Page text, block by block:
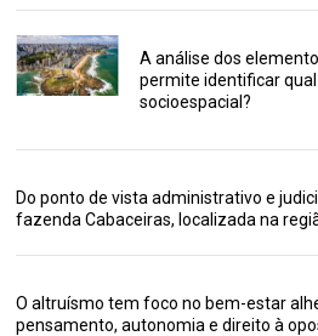
A análise dos
permite identificar
socioespacial?
Do ponto de vista administrativo e
fazenda Cabaceiras, localizada na
O altruísmo tem foco no bem-estar
pensamento, autonomia e direito à